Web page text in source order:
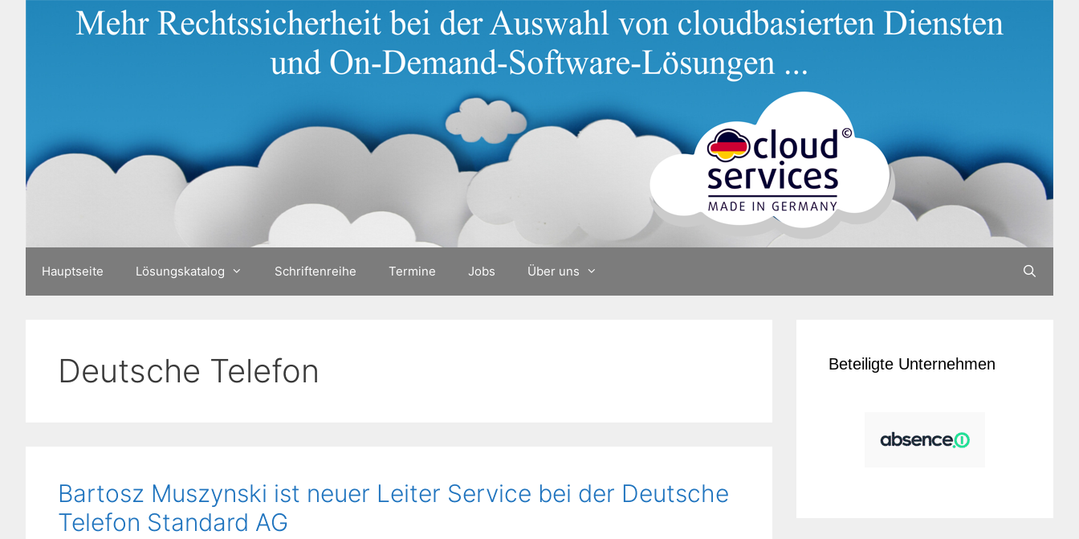
Hauptseite Lösungskatalog Schriftenreihe Termine Jobs Über uns
Deutsche Telefon
Bartosz Muszynski ist neuer Leiter Service bei der Deutsche
Telefon Standard AG
Beteiligte Unternehmen